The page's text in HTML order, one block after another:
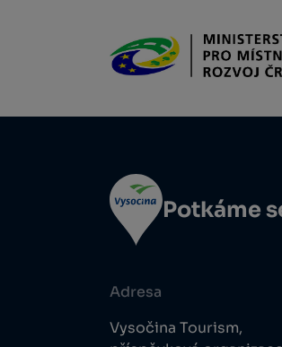
Potkáme
Adresa
Vysočina Tourism,